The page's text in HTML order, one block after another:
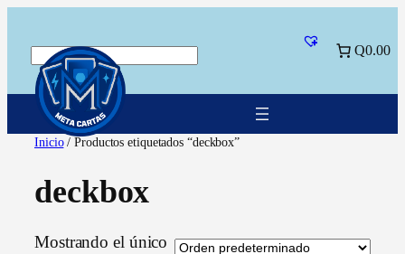
contenido
Buscar Q0.00
Inicio/ Productos etiquetados “deckbox”
deckbox
Mostrando el único